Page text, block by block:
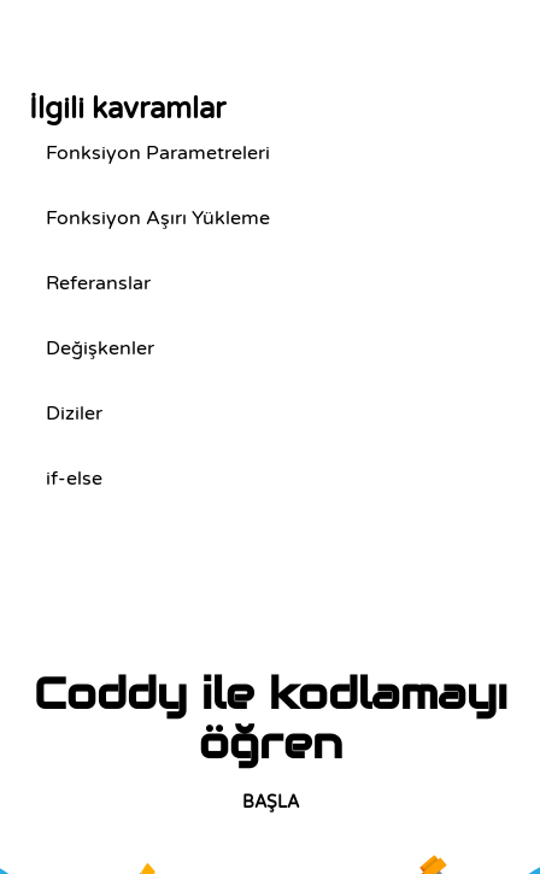
İlgili kavramlar
Fonksiyon Parametreleri
Fonksiyon Aşırı Yükleme
Referanslar
Değişkenler
Diziler
if-else
Coddy ile kodlamayı
öğren
BAŞLA